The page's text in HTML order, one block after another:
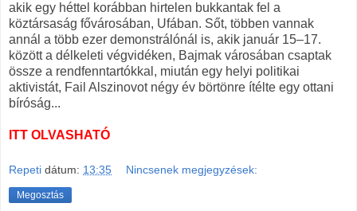
akik egy héttel korábban hirtelen bukkantak fel a
köztársaság fővárosában, Ufában. Sőt, többen vannak
annál a több ezer demonstrálónál is, akik január 15–17.
között a délkeleti végvidéken, Bajmak városában csaptak
össze a rendfenntartókkal, miután egy helyi politikai
aktivistát, Fail Alszinovot négy év börtönre ítélte egy ottani
bíróság...
ITT OLVASHATÓ
Repeti dátum: 13:35 Nincsenek megjegyzések:
Megosztás